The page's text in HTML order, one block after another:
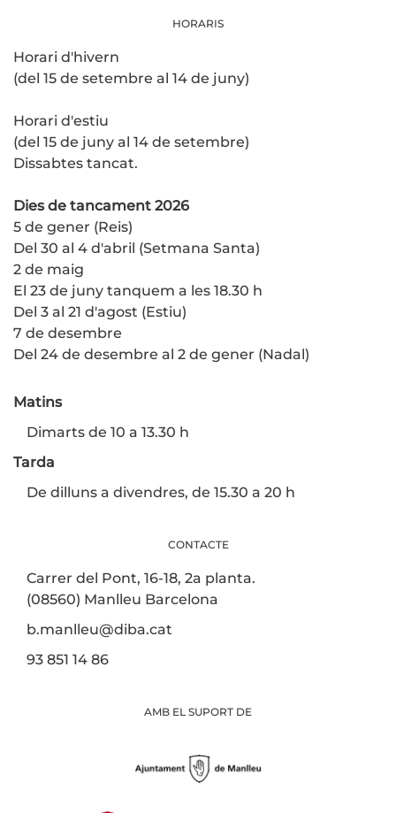
HORARIS
Horari d'hivern
(del 15 de setembre al 14 de juny)
Horari d'estiu
(del 15 de juny al 14 de setembre)
Dissabtes tancat.
Dies de tancament 2026
5 de gener (Reis)
Del 30 al 4 d'abril (Setmana Santa)
2 de maig
El 23 de juny tanquem a les 18.30 h
Del 3 al 21 d'agost (Estiu)
7 de desembre
Del 24 de desembre al 2 de gener (Nadal)
Matins
Dimarts de 10 a 13.30 h
Tarda
De dilluns a divendres, de 15.30 a 20 h
CONTACTE
Carrer del Pont, 16-18, 2a planta.
(08560) Manlleu Barcelona
b.manlleu@diba.cat
93 851 14 86
AMB EL SUPORT DE